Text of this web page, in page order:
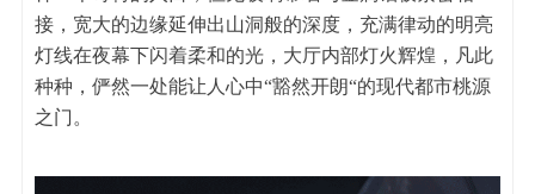
接，宽大的边缘延伸出山洞般的深度，充满律动的明亮
灯线在夜幕下闪着柔和的光，大厅内部灯火辉煌，凡此
种种，俨然一处能让人心中“豁然开朗“的现代都市桃源
之门。